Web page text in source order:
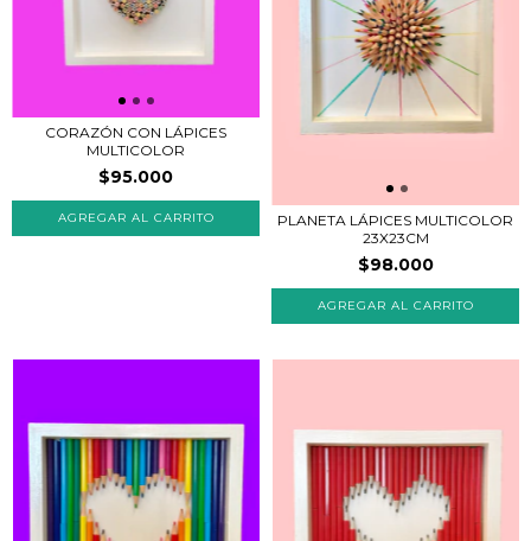
CORAZÓN CON LÁPICES
MULTICOLOR
$95.000
PLANETA LÁPICES MULTICOLOR
23X23CM
$98.000